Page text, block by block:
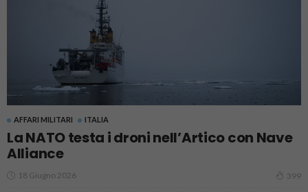
AFFARI MILITARI ITALIA
La NATO testa i droni nell’Artico con Nave
Alliance
18 Giugno 2026 399